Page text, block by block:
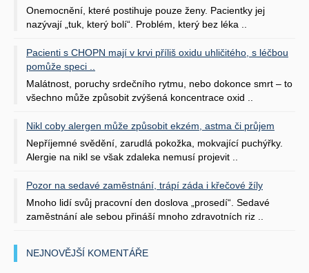
Onemocnění, které postihuje pouze ženy. Pacientky jej
nazývají „tuk, který bolí“. Problém, který bez léka ..
Pacienti s CHOPN mají v krvi příliš oxidu uhličitého, s léčbou
pomůže speci ..
Malátnost, poruchy srdečního rytmu, nebo dokonce smrt – to
všechno může způsobit zvýšená koncentrace oxid ..
Nikl coby alergen může způsobit ekzém, astma či průjem
Nepříjemné svědění, zarudlá pokožka, mokvající puchýřky.
Alergie na nikl se však zdaleka nemusí projevit ..
Pozor na sedavé zaměstnání, trápí záda i křečové žíly
Mnoho lidí svůj pracovní den doslova „prosedí“. Sedavé
zaměstnání ale sebou přináší mnoho zdravotních riz ..
NEJNOVĚJŠÍ KOMENTÁŘE